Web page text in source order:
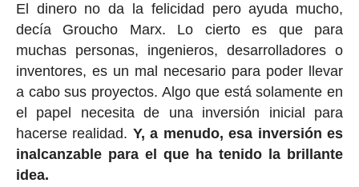
El dinero no da la felicidad pero ayuda mucho,
decía Groucho Marx. Lo cierto es que para
muchas personas, ingenieros, desarrolladores o
inventores, es un mal necesario para poder llevar
a cabo sus proyectos. Algo que está solamente en
el papel necesita de una inversión inicial para
hacerse realidad. Y, a menudo, esa inversión es
inalcanzable para el que ha tenido la brillante
idea.